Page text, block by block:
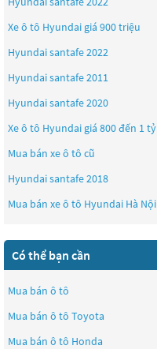
Xe ô tô Hyundai giá 900 triệu
Hyundai santafe 2022
Hyundai santafe 2011
Hyundai santafe 2020
Xe ô tô Hyundai giá 800 đến 1 tỷ
Mua bán xe ô tô cũ
Hyundai santafe 2018
Mua bán xe ô tô Hyundai Hà Nội
Có thể bạn cần
Mua bán ô tô
Mua bán ô tô Toyota
Mua bán ô tô Honda